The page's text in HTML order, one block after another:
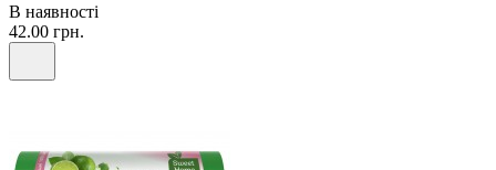
В наявності
42.00 грн.